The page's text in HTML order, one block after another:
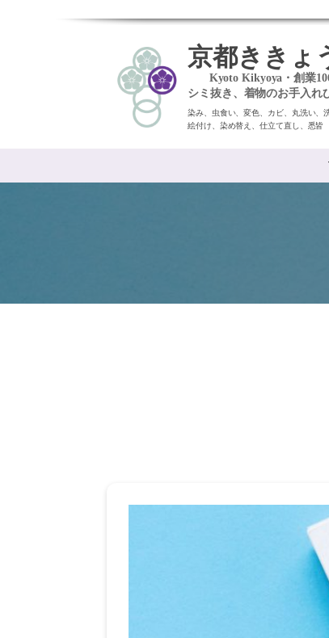
京都ききょ
Kyoto Kikyoya・創業
シミ抜き、着物のお手入れ
染み、虫食い、変色、カビ、丸洗い、
絵付け、染め替え、仕立て直し、悉皆